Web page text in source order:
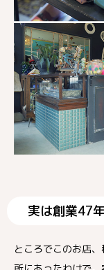
実は創業47
ところでこのお店